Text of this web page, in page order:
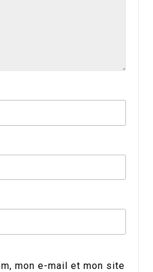
mon e-mail et mon site